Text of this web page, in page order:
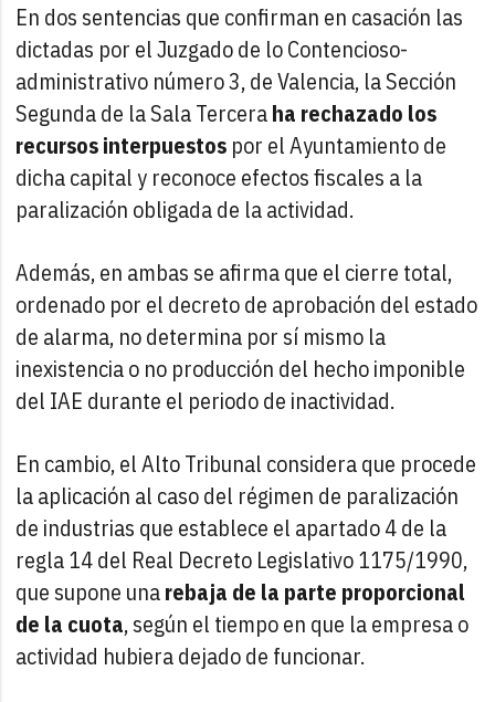
En dos sentencias que confirman en casación las
dictadas por el Juzgado de lo Contencioso-
administrativo número 3, de Valencia, la Sección
Segunda de la Sala Terceraha rechazado los
recursos interpuestos por el Ayuntamiento de
dicha capital y reconoce efectos fiscales a la
paralización obligada de la actividad.
Además, en ambas se afirma que el cierre total,
ordenado por el decreto de aprobación del estado
de alarma, no determina por sí mismo la
inexistencia o no producción del hecho imponible
del IAE durante el periodo de inactividad.
En cambio, el Alto Tribunal considera que procede
la aplicación al caso del régimen de paralización
de industrias que establece el apartado 4 de la
regla 14 del Real Decreto Legislativo 1175/1990,
que supone unarebaja de la parte proporcional
de la cuota, según el tiempo en que la empresa o
actividad hubiera dejado de funcionar.